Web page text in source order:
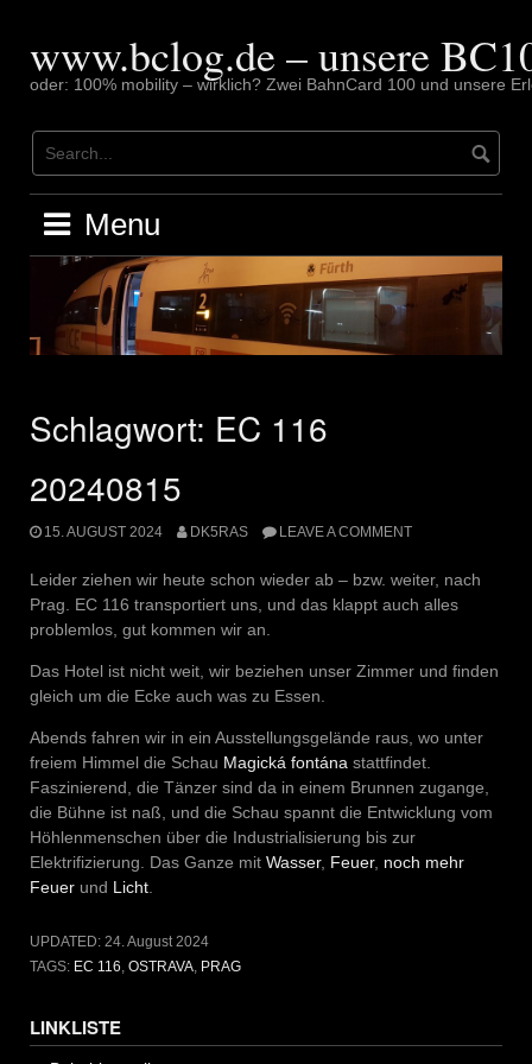
contentwww.bclog.de – unsere
oder: 100% mobility – wirklich? Zwei BahnCard 100 und unsere
Menu
Schlagwort: EC 116
20240815
15. AUGUST 2024 DK5RAS LEAVE A COMMENT
Leider ziehen wir heute schon wieder ab – bzw. weiter, nach
Prag. EC 116 transportiert uns, und das klappt auch alles
problemlos, gut kommen wir an.
Das Hotel ist nicht weit, wir beziehen unser Zimmer und finden
gleich um die Ecke auch was zu Essen.
Abends fahren wir in ein Ausstellungsgelände raus, wo unter
freiem Himmel die Schau Magická fontána stattfindet.
Faszinierend, die Tänzer sind da in einem Brunnen zugange,
die Bühne ist naß, und die Schau spannt die Entwicklung vom
Höhlenmenschen über die Industrialisierung bis zur
Elektrifizierung. Das Ganze mit Wasser, Feuer, noch mehr
Feuer und Licht
UPDATED: 24. August 2024
TAGS: EC 116 OSTRAVA PRAG
LINKLISTE